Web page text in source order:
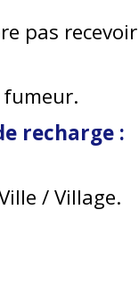
pas recevoir
fumeur
recharge :
/ Village